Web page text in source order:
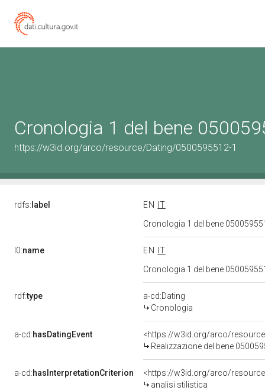
Cronologia 1 del bene
https://w3id.org/arco/resource/Dating/0500595512-1
rdfs: label EN
IT
Cronologia 1 del bene
l0:name EN
IT
Cronologia 1 del bene
rdf:type
a-cd:Dating
Cronologia
a-cd:hasDatingEvent
<https://w3id.org/arco/
Realizzazione del bene
a-cd:hasInterpretationCriterion
<https://w3id.org/arco/
analisi stilistica